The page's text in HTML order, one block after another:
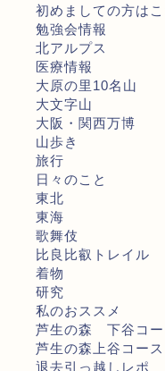
初めましての方はこ
勉強会情報
北アルプス
医療情報
大原の里10名山
大文字山
大阪・関西万博
山歩き
旅行
日々のこと
東北
東海
歌舞伎
比良比叡トレイル
着物
研究
私のおススメ
芦生の森 下谷コー
芦生の森上谷コース
退去引っ越しレポ